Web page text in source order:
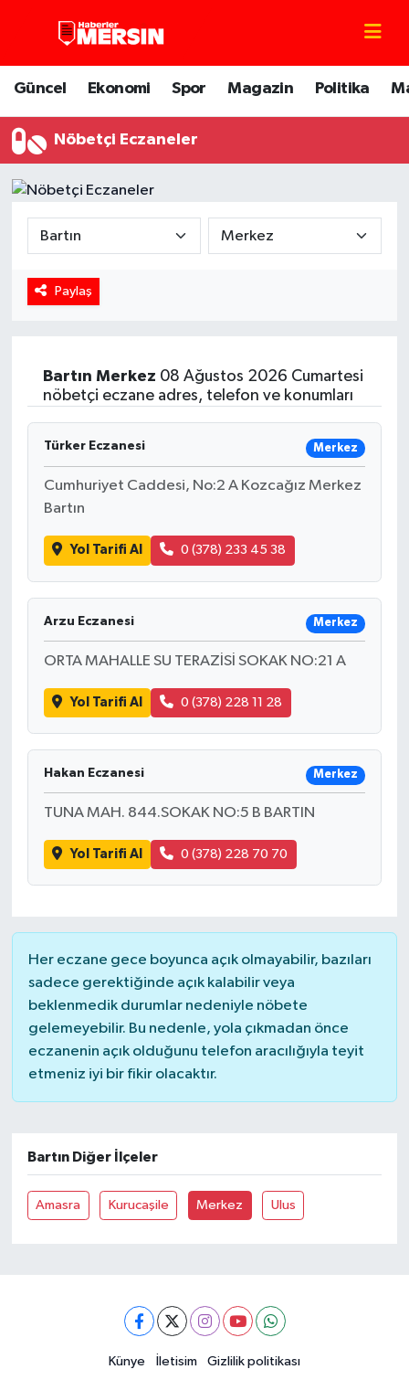
Güncel Ekonomi Spor Magazin Politika
Nöbetçi Eczaneler
Paylaş
Bartın Merkez 08 Ağustos 2026 Cumartesi
nöbetçi eczane adres, telefon ve konumları
Türker Eczanesi Merkez
Cumhuriyet Caddesi, No:2 A Kozcağız Merkez
Bartın
Yol Tarifi Al 0 (378) 233 45 38
Arzu Eczanesi Merkez
ORTA MAHALLE SU TERAZİSİ SOKAK NO:21 A
Yol Tarifi Al 0 (378) 228 11 28
Hakan Eczanesi Merkez
TUNA MAH. 844.SOKAK NO:5 B BARTIN
Yol Tarifi Al 0 (378) 228 70 70
Her eczane gece boyunca açık olmayabilir, bazıları
sadece gerektiğinde açık kalabilir veya
beklenmedik durumlar nedeniyle nöbete
gelemeyebilir. Bu nedenle, yola çıkmadan önce
eczanenin açık olduğunu telefon aracılığıyla teyit
etmeniz iyi bir fikir olacaktır.
Bartın Diğer İlçeler
Amasra Kurucaşile Merkez Ulus
Künye İletisim Gizlilik politikası
Mersin Nöbetçi Eczaneler
Mersin Hava Durumu
Mersin Trafik Yoğunluk Haritası
Tüm Manşetler
Son Dakika Haberleri